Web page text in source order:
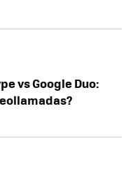
vs Google Duo: